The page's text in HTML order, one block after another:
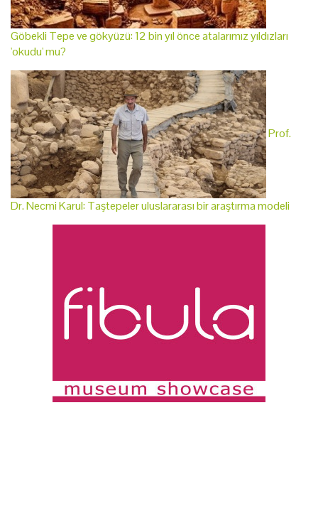
Göbekli Tepe ve gökyüzü: 12 bin yıl önce atalarımız yıldızları
'okudu' mu?
Prof.
Dr. Necmi Karul: Taştepeler uluslararası bir araştırma modeli